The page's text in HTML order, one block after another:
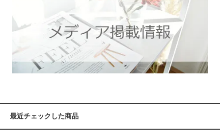
最近チェックした商品